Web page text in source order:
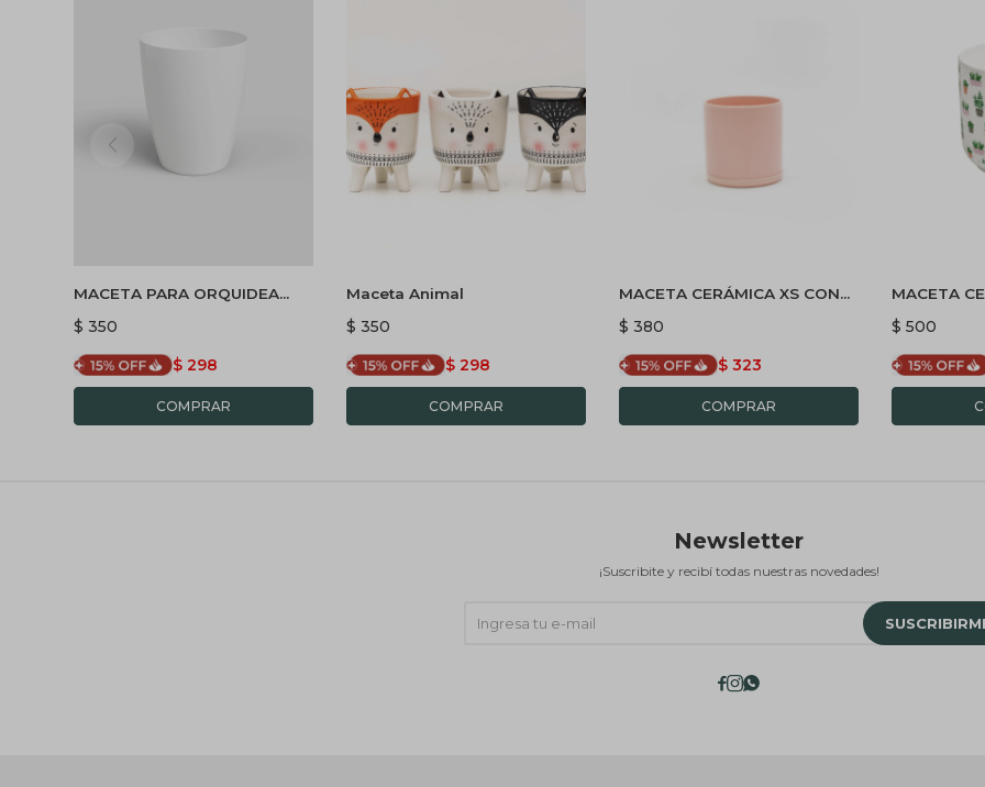
MACETA PARA ORQUIDEA
MINI - BLANCO
$ 350
$ 298
Maceta Animal
$ 350
$ 298
MACETA CERÁMICA XS CON
PLATO - ROSA
$ 380
$ 323
MACETA
PLANTAS
$ 500
Newsletter
¡Suscribite y recibí todas nuestras novedades!
